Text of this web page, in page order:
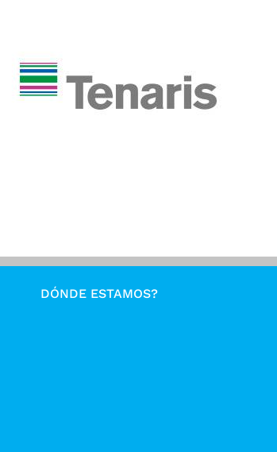
DÓNDE ESTAMOS?